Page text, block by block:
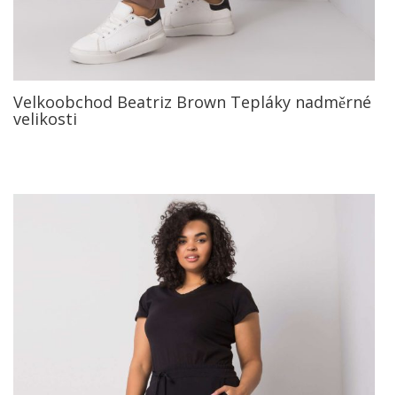
Velkoobchod Beatriz Brown Tepláky nadměrné
velikosti